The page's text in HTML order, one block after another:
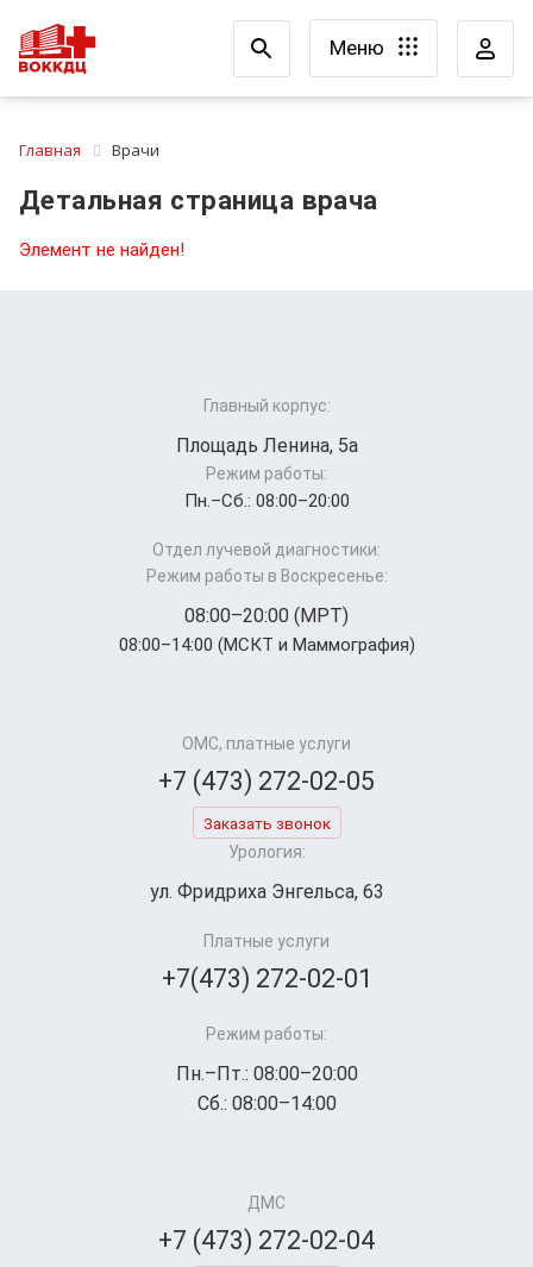
Меню
Главная Врачи
Детальная страница врача
Элемент не найден!
Главный корпус:
Площадь Ленина, 5а
Режим работы:
Пн.–Cб.: 08:00–20:00
Отдел лучевой диагностики:
Режим работы в Воскресенье:
08:00–20:00 (МРТ)
08:00–14:00 (МСКТ и Маммография)
ОМС, платные услуги
+7 (473) 272-02-05
Заказать звонок
Урология:
ул. Фридриха Энгельса, 63
Платные услуги
+7(473) 272-02-01
Режим работы:
Пн.–Пт.: 08:00–20:00
Сб.: 08:00–14:00
ДМС
+7 (473) 272-02-04